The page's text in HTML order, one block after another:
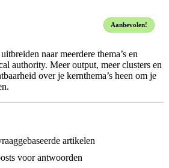
Aanbevolen!
naar meerdere thema’s en
authority. Meer output, meer clusters en
over je kern­thema’s heen om je
artikelen
voor antwoorden